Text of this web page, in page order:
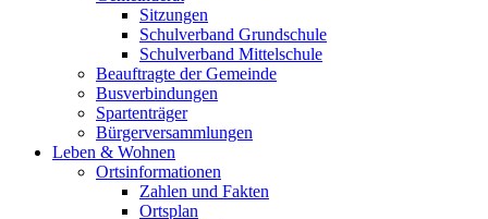
Sitzungen
Schulverband Grundschule
Schulverband Mittelschule
Beauftragte der Gemeinde
Busverbindungen
Spartenträger
Bürgerversammlungen
Leben & Wohnen
Ortsinformationen
Zahlen und Fakten
Ortsplan